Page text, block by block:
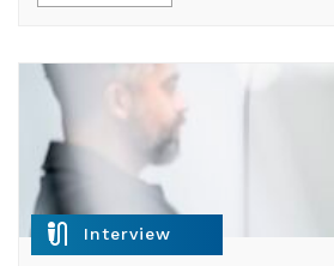
mic_external_on Interview